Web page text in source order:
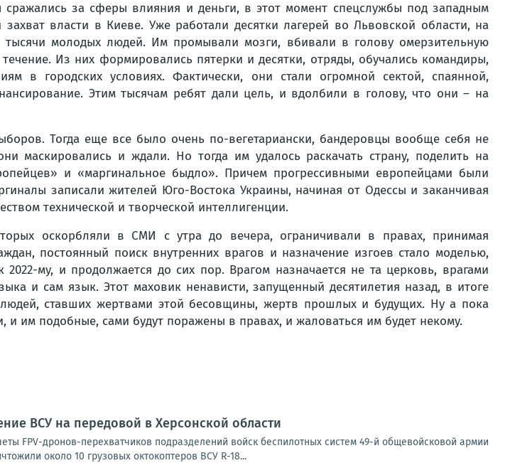
за сферы влияния и деньги, в этот момент спецслужбы под западным
власти в Киеве. Уже работали десятки лагерей во Львовской области, на
молодых людей. Им промывали мозги, вбивали в голову омерзительную
Из них формировались пятерки и десятки, отряды, обучались командиры,
в городских условиях. Фактически, они стали огромной сектой, спаянной,
Этим тысячам ребят дали цель, и вдолбили в голову, что они – на
Тогда еще все было очень по-вегетариански, бандеровцы вообще себя не
маскировались и ждали. Но тогда им удалось раскачать страну, поделить на
и «маргинальное быдло». Причем прогрессивными европейцами были
записали жителей Юго-Востока Украины, начиная от Одессы и заканчивая
технической и творческой интеллигенции.
оскорбляли в СМИ с утра до вечера, ограничивали в правах, принимая
постоянный поиск внутренних врагов и назначение изгоев стало моделью,
му, и продолжается до сих пор. Врагом назначается не та церковь, врагами
и сам язык. Этот маховик ненависти, запущенный десятилетия назад, в итоге
ставших жертвами этой бесовщины, жертв прошлых и будущих. Ну а пока
им подобные, сами будут поражены в правах, и жаловаться им будет некому.
ВСУ на передовой в Херсонской области
FPV-дронов-перехватчиков подразделений войск беспилотных систем 49-й общевойсковой армии
около 10 грузовых октокоптеров ВСУ R-18...